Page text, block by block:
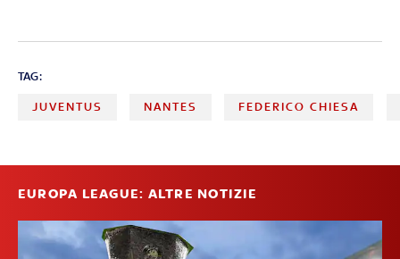
TAG:
JUVENTUS NANTES FEDERICO CHIESA
EUROPA LEAGUE: ALTRE NOTIZIE